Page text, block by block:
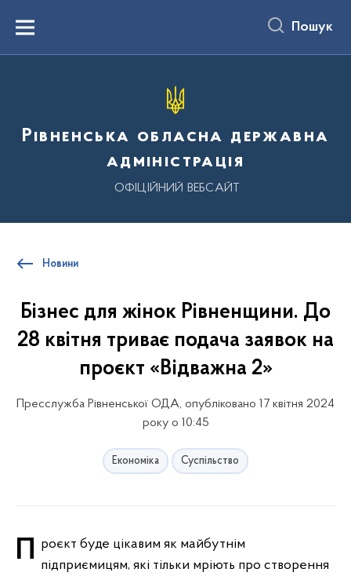
вмістуMenu Пошук
Рівненська обласна державна
адміністрація
ОФІЦІЙНИЙ ВЕБСАЙТ
Новини
Бізнес для жінок Рівненщини. До
28 квітня триває подача заявок на
проєкт «Відважна 2»
Пресслужба Рівненської ОДА, опубліковано 17 квітня 2024
року о 10:45
Економіка Суспільство
Проєкт буде цікавим як майбутнім підприємицям, які тільки мріють про створення